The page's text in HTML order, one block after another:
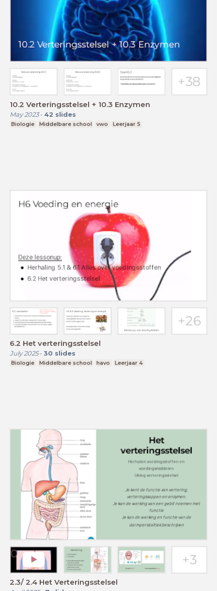
10.2 Verteringsstelsel + 10.3 Enzymen
May 2023- 42 slides
Biologie Middelbare school vwo Leerjaar 5
6.2 Het verteringsstelsel
July 2025- 30 slides
Biologie Middelbare school havo Leerjaar 4
2.3/ 2.4 Het Verteringsstelsel